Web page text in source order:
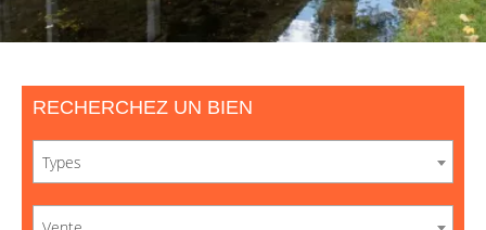
RECHERCHEZ UN BIEN
Types